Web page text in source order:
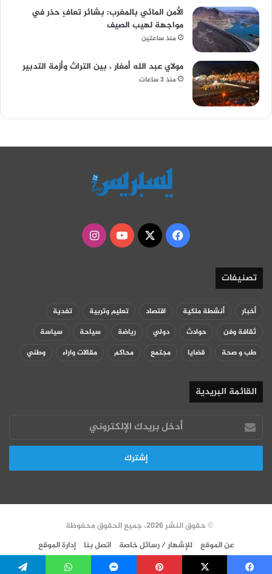
الأمن المائي بالمغرب: بشائر تعافٍ حذر في
مواجهة لهيب الصيف
منذ ساعتين
مولاي عبد الله أمغار ، بين التراث وأزمة التدبير
منذ 3 ساعات
فيسبوك
‫X
‫YouTubeانستقرام
تصنيفات
أخبار أنشطة ملكية اقتصاد تعليم وتربية
تغدية
ثقافة وفن
حوادث دولي رياضة سياحة
سياسة
طب و صحة
قضايا مجتمع محاكم مقالات واراء وطني
القائمة البريدية
أدخل
بريدك
الإلكتروني
© حقوق النشر 2026، جميع الحقوق محفوظة
عن الموقع
للإشهار / رسائل خاصة اتصل بنا
إدارة الموقع
سياسة الخصوصية
VERSION FR